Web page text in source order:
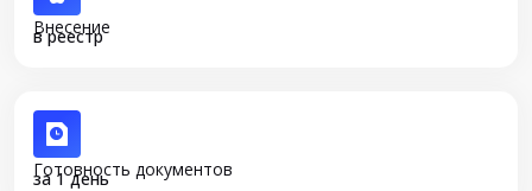
Внесение
в реестр
Готовность документов
за 1 день